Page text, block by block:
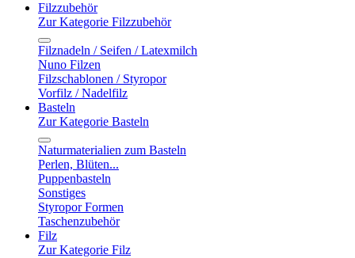
Filzzubehör
Zur Kategorie Filzzubehör
Filznadeln / Seifen / Latexmilch
Nuno Filzen
Filzschablonen / Styropor
Vorfilz / Nadelfilz
Basteln
Zur Kategorie Basteln
Naturmaterialien zum Basteln
Perlen, Blüten...
Puppenbasteln
Sonstiges
Styropor Formen
Taschenzubehör
Filz
Zur Kategorie Filz